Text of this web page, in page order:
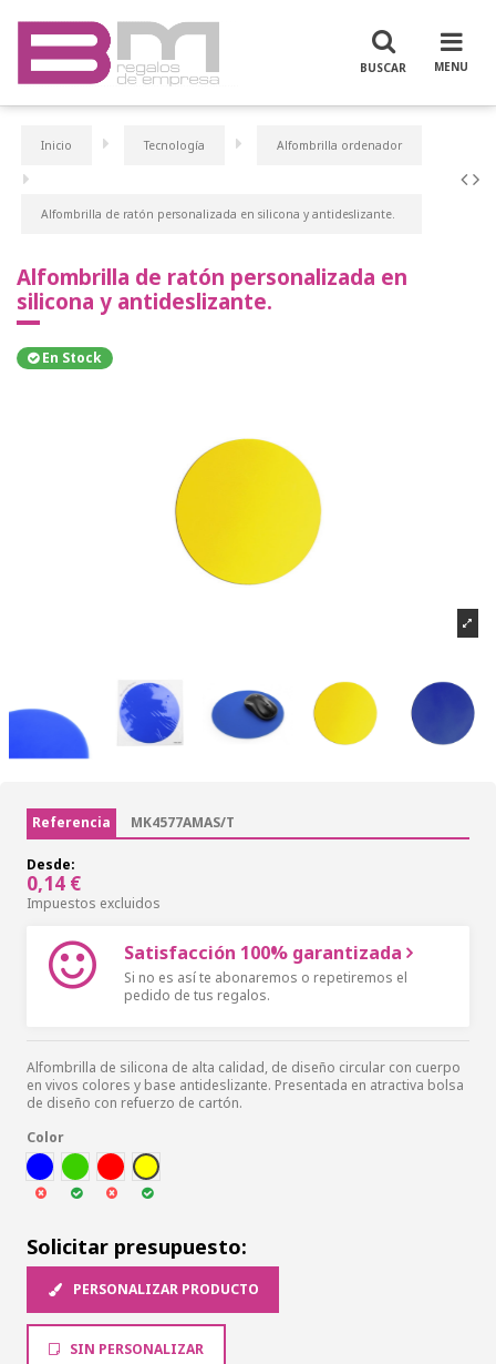
Inicio Tecnología Alfombrilla ordenador
Alfombrilla de ratón personalizada en silicona y antideslizante.
Alfombrilla de ratón personalizada en
silicona y antideslizante.
En Stock
Referencia MK4577AMAS/T
Desde:
0,14 €
Impuestos excluidos
Satisfacción 100% garantizada
Si no es así te abonaremos o repetiremos el
pedido de tus regalos.
Alfombrilla de silicona de alta calidad, de diseño circular con cuerpo
en vivos colores y base antideslizante. Presentada en atractiva bolsa
de diseño con refuerzo de cartón.
Color
AZUL
VER ROJ AMA
Solicitar presupuesto:
PERSONALIZAR PRODUCTO
SIN PERSONALIZAR